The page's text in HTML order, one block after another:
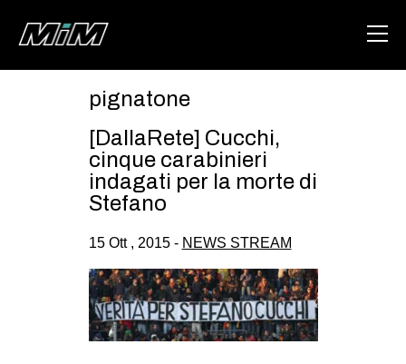
ABOUT
CSOA LAMBRETTA
MSM
pignatone
[DallaRete] Cucchi,
cinque carabinieri
indagati per la morte di
Stefano
15 Ott , 2015 - NEWS STREAM